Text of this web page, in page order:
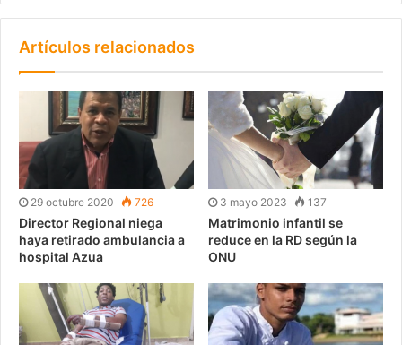
Artículos relacionados
29 octubre 2020 726
Director Regional niega
haya retirado ambulancia a
hospital Azua
3 mayo 2023 137
Matrimonio infantil se
reduce en la RD según la
ONU